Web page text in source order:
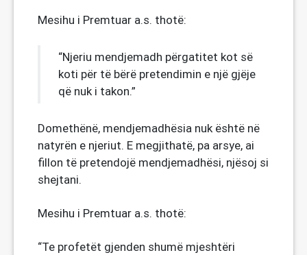
Mesihu i Premtuar a.s. thotë:
“Njeriu mendjemadh përgatitet kot së
koti për të bërë pretendimin e një gjëje
që nuk i takon.”
Domethënë, mendjemadhësia nuk është në
natyrën e njeriut. E megjithatë, pa arsye, ai
fillon të pretendojë mendjemadhësi, njësoj si
shejtani.
Mesihu i Premtuar a.s. thotë:
“Te profetët gjenden shumë mjeshtëri